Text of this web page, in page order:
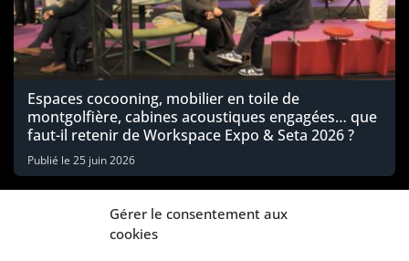
Gérer le consentement aux
cookies
Espaces cocooning, mobilier en toile de
montgolfière, cabines acoustiques engagées… que
faut-il retenir de Workspace Expo & Seta 2026 ?
Publié le 25 juin 2026